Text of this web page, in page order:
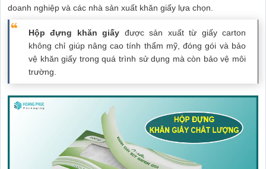
doanh nghiệp và các nhà sản xuất khăn giấy lựa chọn.
Hộp đựng khăn giấy được sản xuất từ giấy carton
không chỉ giúp nâng cao tính thẩm mỹ, đóng gói và bảo
vệ khăn giấy trong quá trình sử dụng mà còn bảo vệ môi
trường.